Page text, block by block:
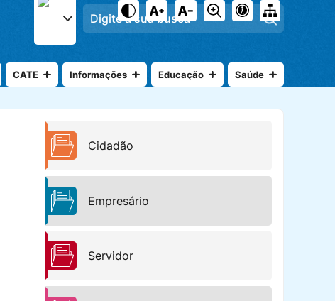
CATE Informações Educação Saúde
Cidadão
Empresário
Servidor